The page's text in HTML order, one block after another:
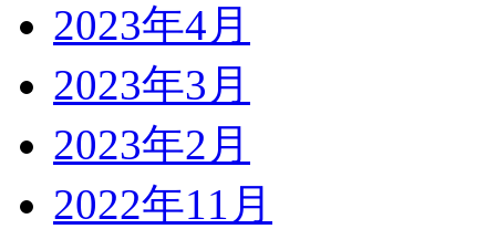
2023年4月
2023年3月
2023年2月
2022年11月